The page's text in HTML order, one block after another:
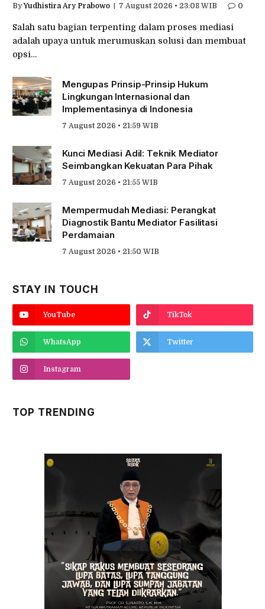
By Yudhistira Ary Prabowo 7 August 2026 • 23:08 WIB 0
Salah satu bagian terpenting dalam proses mediasi
adalah upaya untuk merumuskan solusi dan membuat
opsi…
Mengupas Prinsip-Prinsip Hukum
Lingkungan Internasional dan
Implementasinya di Indonesia
7 August 2026 • 21:59 WIB
Kunci Mediasi Adil: Teknik Mediator
Seimbangkan Kekuatan Para Pihak
7 August 2026 • 21:55 WIB
Mempermudah Mediasi: Perangkat
Diagnostik Bantu Mediator Fasilitasi
Perdamaian
7 August 2026 • 21:50 WIB
STAY IN TOUCH
YouTube TikTok
WhatsApp Twitter
Instagram
TOP TRENDING